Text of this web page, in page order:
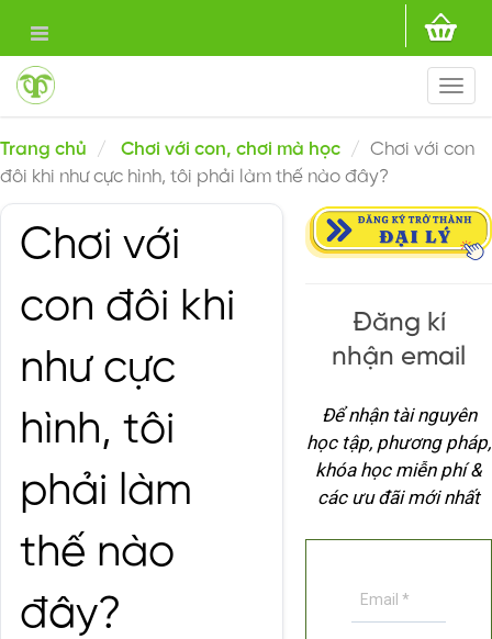
Trang chủ Chơi với con, chơi mà học
Chơi với con
đôi khi như cực hình, tôi phải làm thế nào đây?
Chơi với
con đôi khi
như cực
hình, tôi
phải làm
thế nào
đây?
Đăng kí
nhận email
Để nhận tài nguyên
học tập, phương pháp,
khóa học miễn phí &
các ưu đãi mới nhất